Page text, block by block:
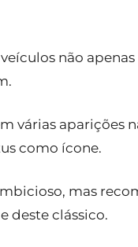
não
várias aparições
como ícone.
mas
deste clássico.